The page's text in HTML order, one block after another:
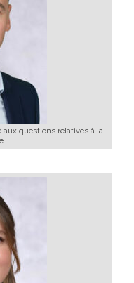
questions relatives à la